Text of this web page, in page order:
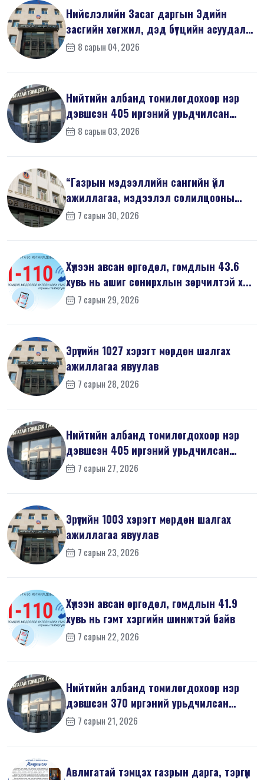
Нийслэлийн Засаг даргын Эдийн
засгийн хөгжил, дэд бүтцийн асуудал
хари...
8 сарын 04, 2026
Нийтийн албанд томилогдохоор нэр
дэвшсэн 405 иргэний урьдчилсан
мэдүүл...
8 сарын 03, 2026
“Газрын мэдээллийн сангийн үйл
ажиллагаа, мэдээлэл солилцооны
журам”-...
7 сарын 30, 2026
Хүлээн авсан өргөдөл, гомдлын 43.6
хувь нь ашиг сонирхлын зөрчилтэй х...
7 сарын 29, 2026
Эрүүгийн 1027 хэрэгт мөрдөн шалгах
ажиллагаа явуулав
7 сарын 28, 2026
Нийтийн албанд томилогдохоор нэр
дэвшсэн 405 иргэний урьдчилсан
мэдүүл...
7 сарын 27, 2026
Эрүүгийн 1003 хэрэгт мөрдөн шалгах
ажиллагаа явуулав
7 сарын 23, 2026
Хүлээн авсан өргөдөл, гомдлын 41.9
хувь нь гэмт хэргийн шинжтэй байв
7 сарын 22, 2026
Нийтийн албанд томилогдохоор нэр
дэвшсэн 370 иргэний урьдчилсан
мэдүүл...
7 сарын 21, 2026
Авлигатай тэмцэх газрын дарга, тэргүүн